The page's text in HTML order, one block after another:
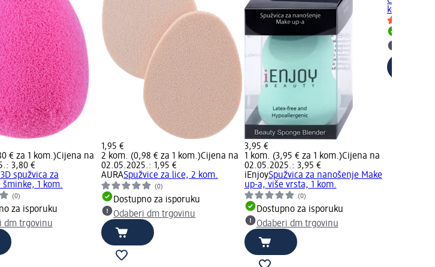
€ za 1 kom.)Cijena na
3,80 €
spužvica za
šminke, 1 kom.
(0)
za isporuku
dm trgovinu
1,95 €
2 kom. (0,98 € za 1 kom.)Cijena na
02.05.2025.: 1,95 €
AURASpužvice za lice, 2 kom.
(0)
Dostupno za isporuku
Odaberi dm trgovinu
3,95 €
1 kom. (3,95 € za 1 kom.)Cijena na
02.05.2025.: 3,95 €
iEnjoySpužvica za nanošenje Make
up-a, više vrsta, 1 kom.
(0)
Dostupno za isporuku
Odaberi dm trgovinu
kom.